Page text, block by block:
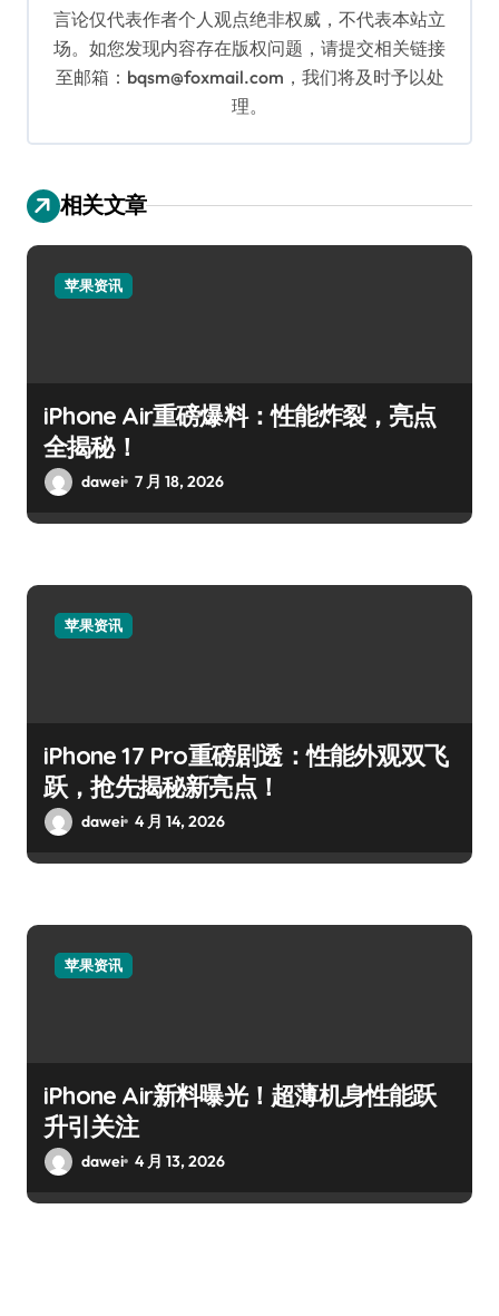
言论仅代表作者个人观点绝非权威，不代表本站立
场。如您发现内容存在版权问题，请提交相关链接
至邮箱：bqsm@foxmail.com，我们将及时予以处
理。
相关文章
苹果资讯
iPhone Air重磅爆料：性能炸裂，亮点
全揭秘！
dawei 7 月 18, 2026
苹果资讯
iPhone 17 Pro重磅剧透：性能外观双飞
跃，抢先揭秘新亮点！
dawei 4 月 14, 2026
苹果资讯
iPhone Air新料曝光！超薄机身性能跃
升引关注
dawei 4 月 13, 2026